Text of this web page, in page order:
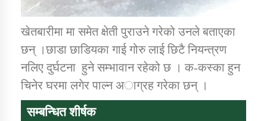
तातोपानी गाउँपालिका जुम्लाको सूचना
खेतबारीमा मा समेत क्षेती पुराउने गरेको उनले बताएका
छन् ।छाडा छाडियका गाई गोरु लाई छिटै नियन्त्रण
नलिए दुर्घटना हुने सम्भावान रहेको छ । क-कस्का हुन
चिनेर घरमा लगेर पाल्न अाग्रह गरेका छन् ।
सम्बन्धित शीर्षक